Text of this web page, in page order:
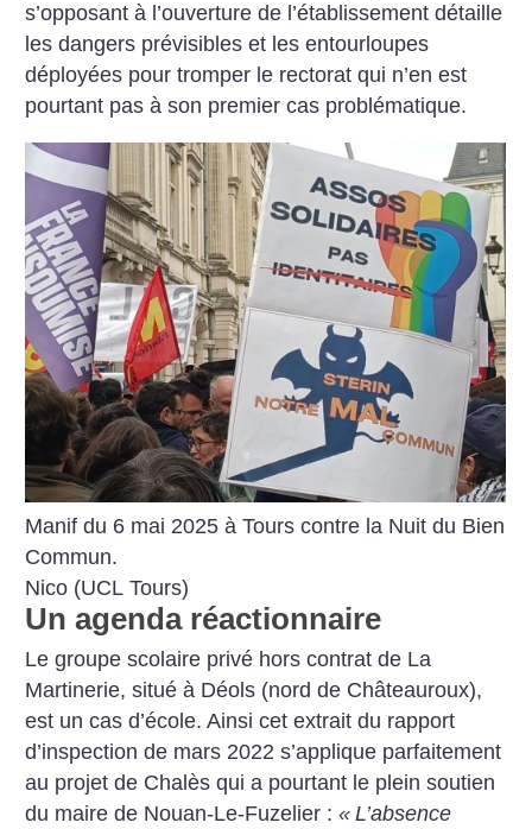
s’opposant à l’ouverture de l’établissement détaille
les dangers prévisibles et les entourloupes
déployées pour tromper le rectorat qui n’en est
pourtant pas à son premier cas problématique.
Manif du 6 mai 2025 à Tours contre la Nuit du Bien
Commun.
Nico (UCL Tours)
Un agenda réactionnaire
Le groupe scolaire privé hors contrat de La
Martinerie, situé à Déols (nord de Châteauroux),
est un cas d’école. Ainsi cet extrait du rapport
d’inspection de mars 2022 s’applique parfaitement
au projet de Chalès qui a pourtant le plein soutien
du maire de Nouan-Le-Fuzelier :« L’absence